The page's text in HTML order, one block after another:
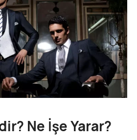
Ne İşe Yarar?